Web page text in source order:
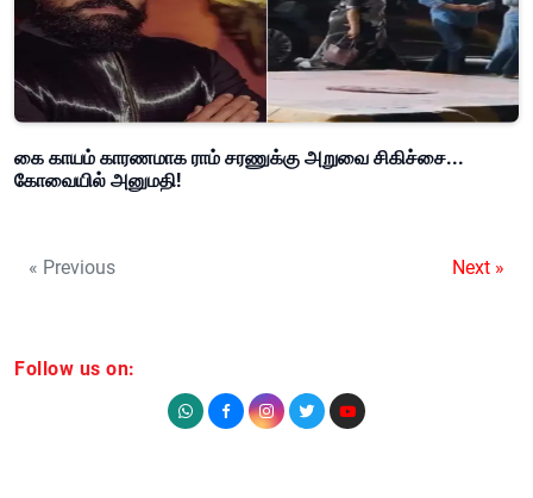
கை காயம் காரணமாக ராம் சரணுக்கு அறுவை சிகிச்சை...
கோவையில் அனுமதி!
« Previous Next »
Follow us on: